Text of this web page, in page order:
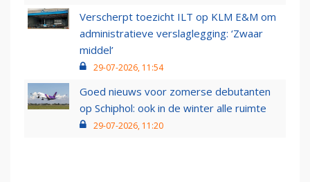
Verscherpt toezicht ILT op KLM E&M om
administratieve verslaglegging: ‘Zwaar
middel’
29-07-2026, 11:54
Goed nieuws voor zomerse debutanten
op Schiphol: ook in de winter alle ruimte
29-07-2026, 11:20